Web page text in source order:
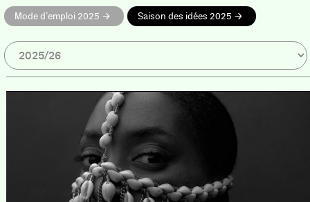
Mode d’emploi 2025 Saison des idées 2025